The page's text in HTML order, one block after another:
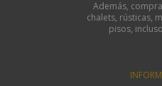
Además,
chalets, rústicas,
pisos,